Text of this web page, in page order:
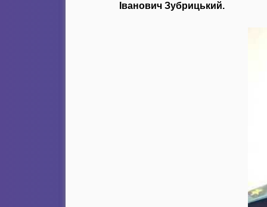
Іванович Зубрицький.